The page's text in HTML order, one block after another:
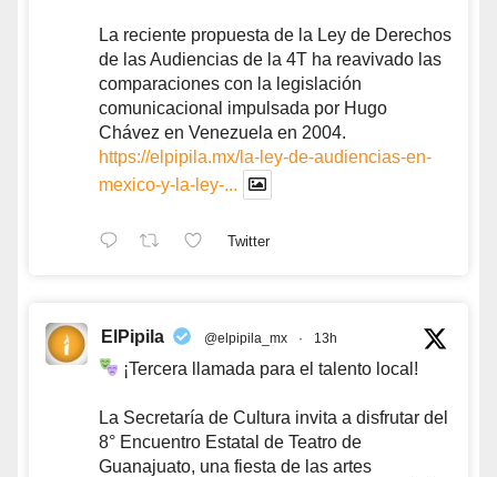
La reciente propuesta de la Ley de Derechos
de las Audiencias de la 4T ha reavivado las
comparaciones con la legislación
comunicacional impulsada por Hugo
Chávez en Venezuela en 2004.
https://elpipila.mx/la-ley-de-audiencias-en-
mexico-y-la-ley-...
Twitter
ElPipila @elpipila_mx · 13h
¡Tercera llamada para el talento local!
La Secretaría de Cultura invita a disfrutar del
8° Encuentro Estatal de Teatro de
Guanajuato, una fiesta de las artes